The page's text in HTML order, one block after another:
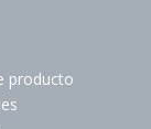
producto